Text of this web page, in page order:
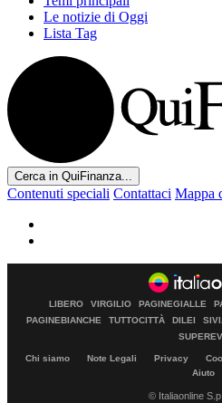
Le notizie di Oggi
Lista Tag
Cerca in QuiFinanza...
Contenuti speciali Contattaci Mappa
LIBERO VIRGILIO PAGINEGIALLE
PAGINEBIANCHE
TUTTOCITTÀ DILEI
Chi siamo Note Legali Privacy
Aiuto
© Italiaonline